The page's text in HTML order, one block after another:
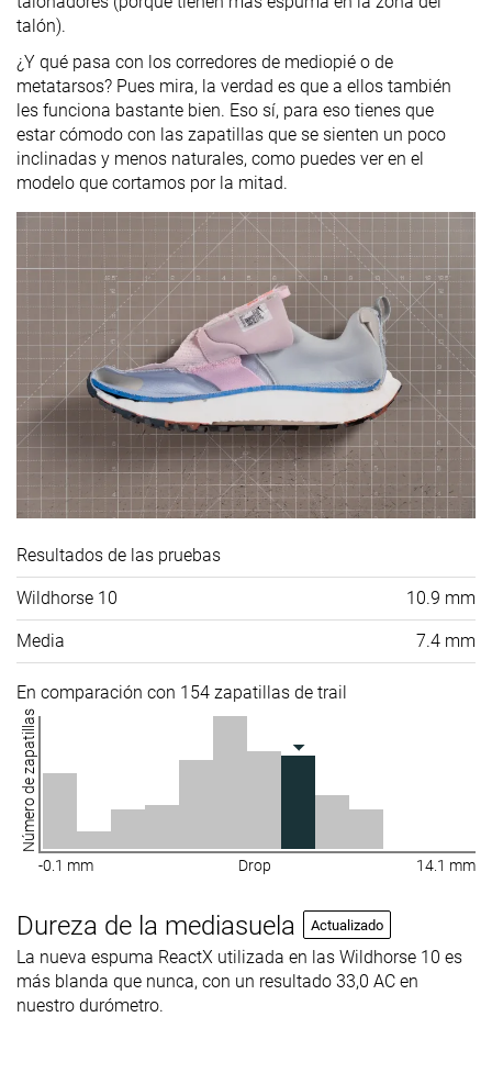
talón).
¿Y qué pasa con los corredores de mediopié o de
metatarsos? Pues mira, la verdad es que a ellos también
les funciona bastante bien. Eso sí, para eso tienes que
estar cómodo con las zapatillas que se sienten un poco
inclinadas y menos naturales, como puedes ver en el
modelo que cortamos por la mitad.
Resultados de las pruebas
Wildhorse 10 10.9 mm
Media 7.4 mm
En comparación con 154 zapatillas de trail
Número de zapatillas
-0.1 mm Drop 14.1 mm
Dureza de la mediasuela Actualizado
La nueva espuma ReactX utilizada en las Wildhorse 10 es
más blanda que nunca, con un resultado 33,0 AC en
nuestro durómetro.